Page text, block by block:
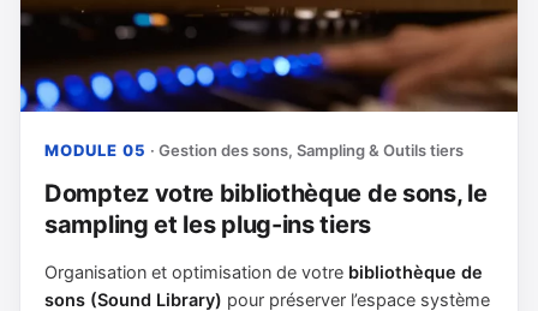
MODULE 05 · Gestion des sons, Sampling & Outils tiers
Domptez votre bibliothèque de sons, le
sampling et les plug-ins tiers
Organisation et optimisation de votre bibliothèque de
sons (Sound Library) pour préserver l’espace système